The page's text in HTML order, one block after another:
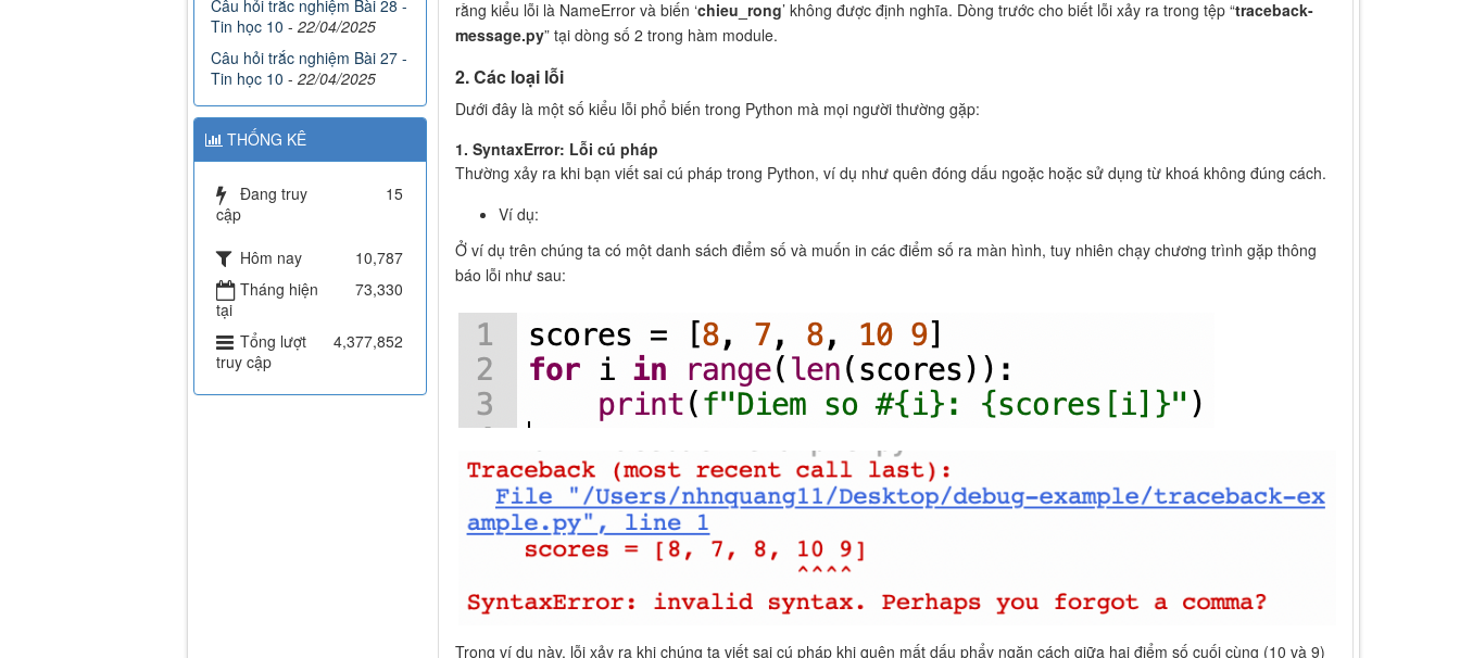
rằng kiểu lỗi là NameError và biến ‘chieu_rong’ không được định nghĩa. Dòng trước cho biết lỗi xảy ra trong tệp “traceback-
message.py” tại dòng số 2 trong hàm module.
2. Các loại lỗi
Dưới đây là một số kiểu lỗi phổ biến trong Python mà mọi người thường gặp:
1. SyntaxError: Lỗi cú pháp
Thường xảy ra khi bạn viết sai cú pháp trong Python, ví dụ như quên đóng dấu ngoặc hoặc sử dụng từ khoá không đúng cách.
Ví dụ:
Ở ví dụ trên chúng ta có một danh sách điểm số và muốn in các điểm số ra màn hình, tuy nhiên chạy chương trình gặp thông
báo lỗi như sau:
Trong ví dụ này, lỗi xảy ra khi chúng ta viết sai cú pháp khi quên mất dấu phẩy ngăn cách giữa hai điểm số cuối cùng (10 và 9)
Câu hỏi trắc nghiệm Bài 28 -
Tin học 10 - 22/04/2025
Câu hỏi trắc nghiệm Bài 27 -
Tin học 10 - 22/04/2025
THỐNG KÊ
Đang truy
cập
15
Hôm nay
10,787
Tháng hiện
tại
73,330
Tổng lượt
truy cập
4,377,852